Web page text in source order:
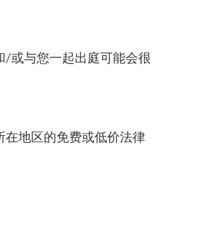
/或与您一起出庭可能会很
在地区的免费或低价法律